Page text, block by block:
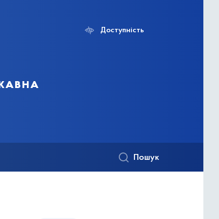
Доступність
Пошук